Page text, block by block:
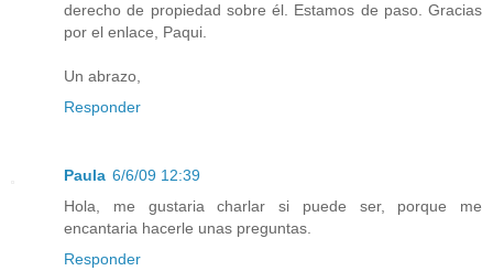
derecho de propiedad sobre él. Estamos de paso. Gracias
por el enlace, Paqui.
Un abrazo,
Responder
Paula 6/6/09 12:39
Hola, me gustaria charlar si puede ser, porque me
encantaria hacerle unas preguntas.
Responder